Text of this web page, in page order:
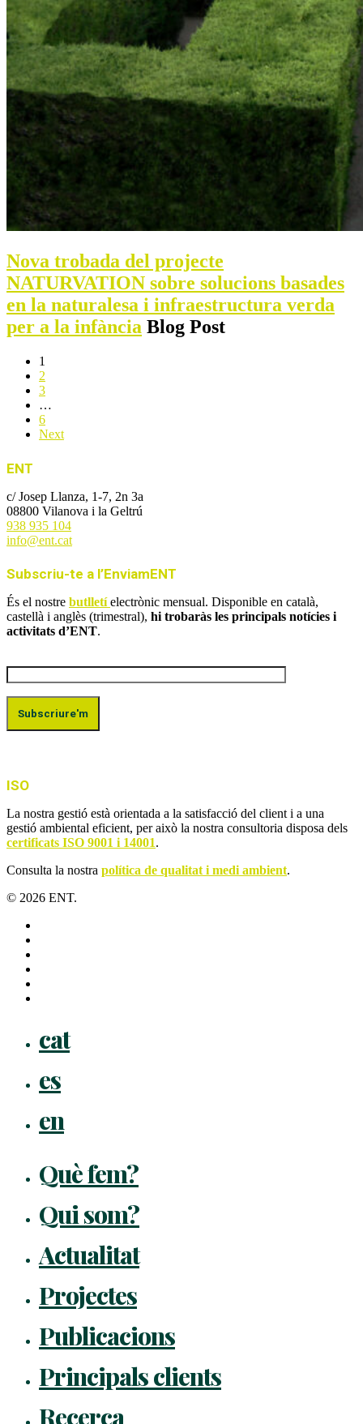
Nova trobada del projecte
NATURVATION sobre solucions basades
en la naturalesa i infraestructura verda
per a la infància Blog Post
1
2
3
…
6
Next
ENT
c/ Josep Llanza, 1-7, 2n 3a
08800 Vilanova i la Geltrú
938 935 104
info@ent.cat
Subscriu-te a l’EnviamENT
És el nostre butlletí electrònic mensual. Disponible en català,
castellà i anglès (trimestral), hi trobaràs les principals notícies i
activitats d’ENT.
ISO
La nostra gestió està orientada a la satisfacció del client i a una
gestió ambiental eficient, per això la nostra consultoria disposa dels
certificats ISO 9001 i 14001.
Consulta la nostra política de qualitat i medi ambient.
© 2026 ENT.
cat
es
en
Què fem?
Qui som?
Actualitat
Projectes
Publicacions
Principals clients
Recerca